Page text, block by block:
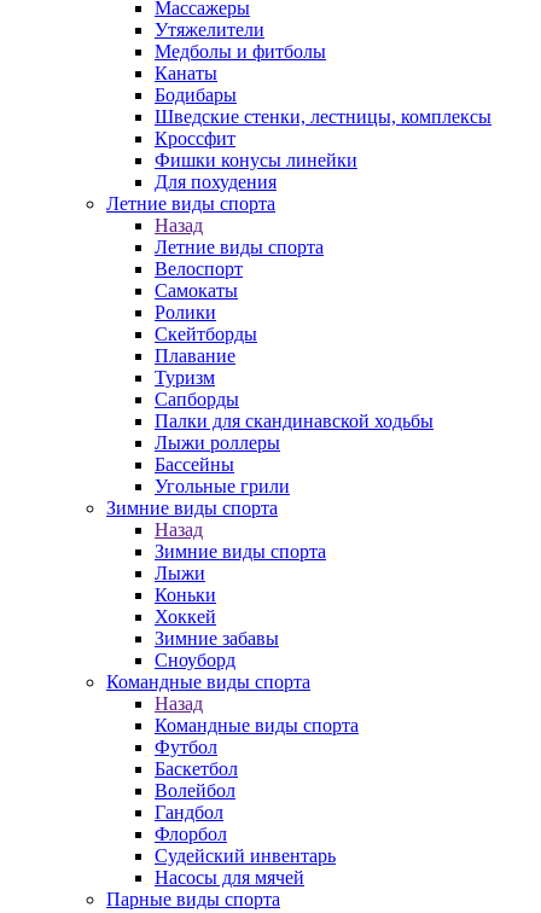
Массажеры
Утяжелители
Медболы и фитболы
Канаты
Бодибары
Шведские стенки, лестницы, комплексы
Кроссфит
Фишки конусы линейки
Для похудения
Летние виды спорта
Назад
Летние виды спорта
Велоспорт
Самокаты
Ролики
Скейтборды
Плавание
Туризм
Сапборды
Палки для скандинавской ходьбы
Лыжи роллеры
Бассейны
Угольные грили
Зимние виды спорта
Назад
Зимние виды спорта
Лыжи
Коньки
Хоккей
Зимние забавы
Сноуборд
Командные виды спорта
Назад
Командные виды спорта
Футбол
Баскетбол
Волейбол
Гандбол
Флорбол
Судейский инвентарь
Насосы для мячей
Парные виды спорта